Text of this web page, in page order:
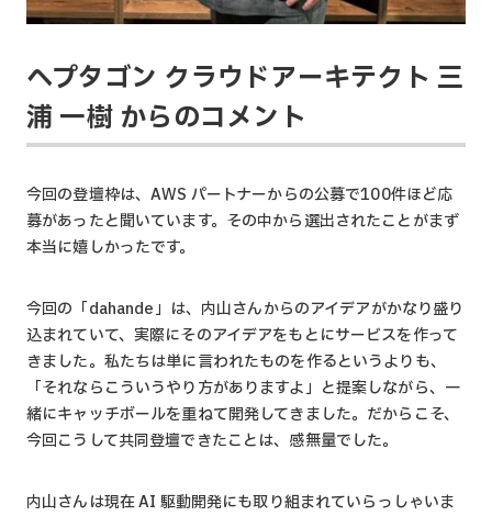
ヘプタゴン クラウドアーキテクト 三
浦 一樹 からのコメント
今回の登壇枠は、AWS パートナーからの公募で100件ほど応
募があったと聞いています。その中から選出されたことがまず
本当に嬉しかったです。
今回の「dahande」は、内山さんからのアイデアがかなり盛り
込まれていて、実際にそのアイデアをもとにサービスを作って
きました。私たちは単に言われたものを作るというよりも、
「それならこういうやり方がありますよ」と提案しながら、一
緒にキャッチボールを重ねて開発してきました。だからこそ、
今回こうして共同登壇できたことは、感無量でした。
内山さんは現在 AI 駆動開発にも取り組まれていらっしゃいま